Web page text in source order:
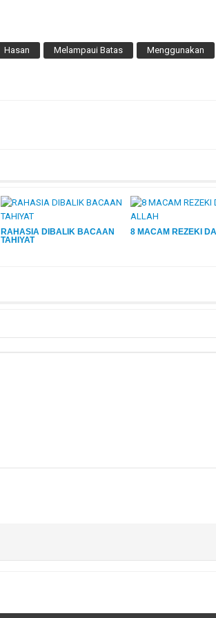
Hasan Melampaui Batas
Menggunakan
RAHASIA DIBALIK BACAAN
TAHIYAT
8 MACAM REZEKI